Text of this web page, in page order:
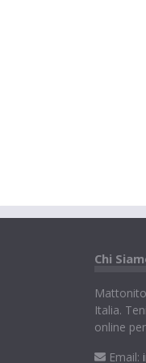
Chi
Italia.
online
Email: